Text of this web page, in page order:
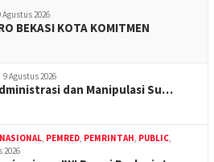
Agustus 2026
BEKASI KOTA KOMITMEN
9 Agustus 2026
dan Manipulasi Su…
NASIONAL PEMRED PEMRINTAH PUBLIC
2026